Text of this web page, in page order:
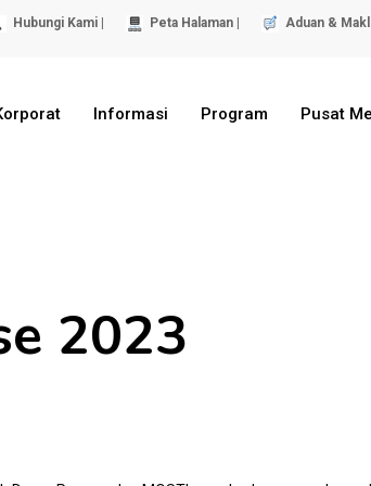
Hubungi Kami | Peta Halaman | Aduan &
Informasi Program Pusat
2023